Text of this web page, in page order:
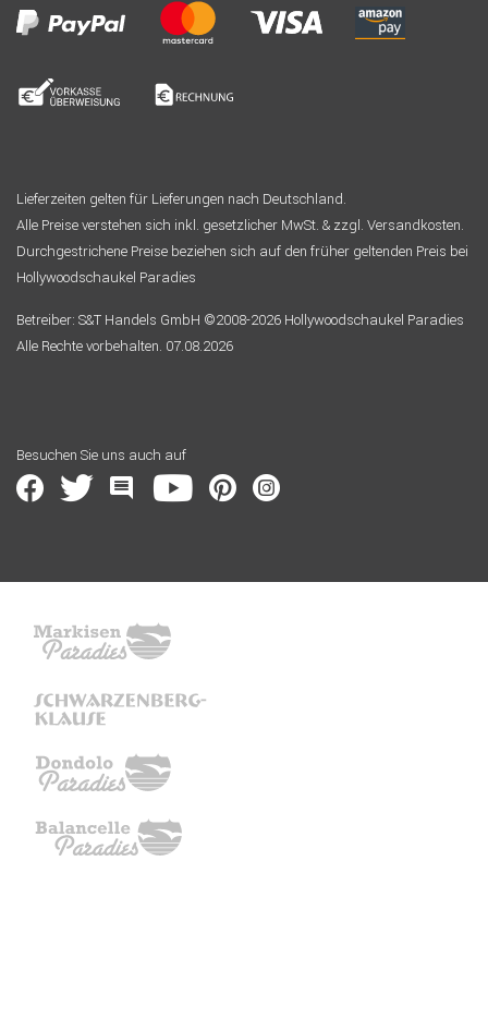
Lieferzeiten gelten für Lieferungen nach Deutschland.
Alle Preise verstehen sich inkl. gesetzlicher MwSt. & zzgl. Versandkosten.
Durchgestrichene Preise beziehen sich auf den früher geltenden Preis bei
Hollywoodschaukel Paradies
Betreiber: S&T Handels GmbH ©2008-2026 Hollywoodschaukel Paradies
Alle Rechte vorbehalten. 07.08.2026
Besuchen Sie uns auch auf